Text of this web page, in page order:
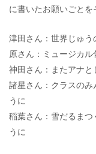
に書いたお願いごとを
津田さん：世界じゅ
原さん：ミュージカ
神田さん：またアナ
諸星さん：クラスの
うに
稲葉さん：雪だるま
うに